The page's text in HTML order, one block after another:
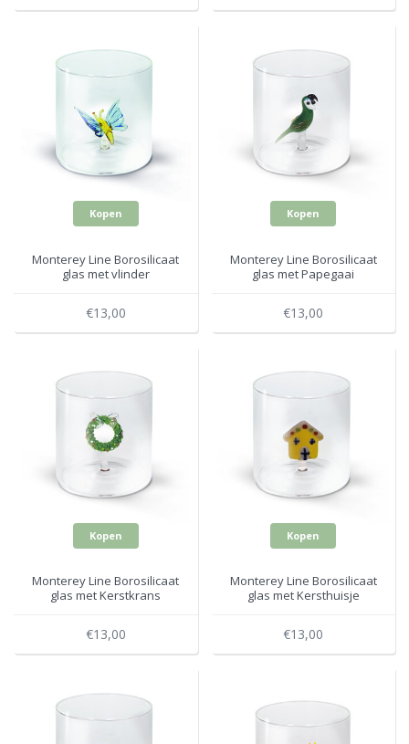
Kopen
Monterey Line Borosilicaat
glas met vlinder
€13,00
Kopen
Monterey Line Borosilicaat
glas met Papegaai
€13,00
Kopen
Monterey Line Borosilicaat
glas met Kerstkrans
€13,00
Kopen
Monterey Line Borosilicaat
glas met Kersthuisje
€13,00